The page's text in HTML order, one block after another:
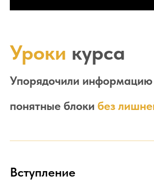
Уроки курса
Упорядочили
понятные блоки без
Вступление